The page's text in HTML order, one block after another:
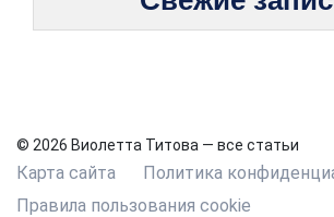
© 2026 Виолетта Титова — все статьи
Карта сайта
Политика
Правила пользования cookie